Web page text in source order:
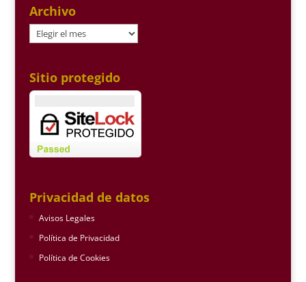
Archivo
Archivo
Sitio protegido
Privacidad de datos
Avisos Legales
Política de Privacidad
Política de Cookies